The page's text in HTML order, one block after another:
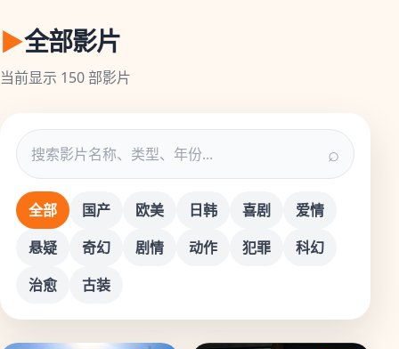
▶全部影片
当前显示 150部影片
⌕
全部 国产 欧美 日韩 喜剧
爱情
悬疑
奇幻 剧情 动作 犯罪
科幻
治愈
古装